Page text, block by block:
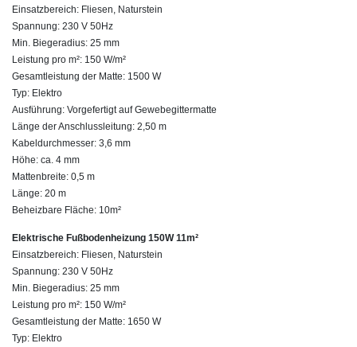
Einsatzbereich: Fliesen, Naturstein
Spannung: 230 V 50Hz
Min. Biegeradius: 25 mm
Leistung pro m²: 150 W/m²
Gesamtleistung der Matte: 1500 W
Typ: Elektro
Ausführung: Vorgefertigt auf Gewebegittermatte
Länge der Anschlussleitung: 2,50 m
Kabeldurchmesser: 3,6 mm
Höhe: ca. 4 mm
Mattenbreite: 0,5 m
Länge: 20 m
Beheizbare Fläche: 10m²
Elektrische Fußbodenheizung 150W 11m²
Einsatzbereich: Fliesen, Naturstein
Spannung: 230 V 50Hz
Min. Biegeradius: 25 mm
Leistung pro m²: 150 W/m²
Gesamtleistung der Matte: 1650 W
Typ: Elektro